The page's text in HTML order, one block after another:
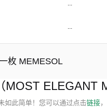
--
--
枚 MEMESOL
MOST ELEGANT
如此简单！您可以通过点击链接